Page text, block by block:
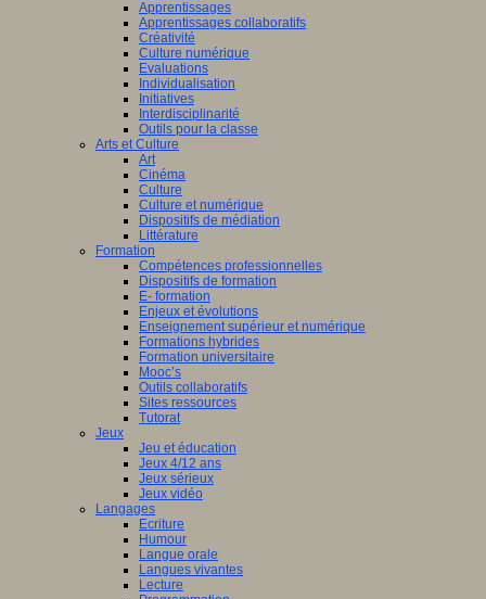
Apprentissages
Apprentissages collaboratifs
Créativité
Culture numérique
Evaluations
Individualisation
Initiatives
Interdisciplinarité
Outils pour la classe
Arts et Culture
Art
Cinéma
Culture
Culture et numérique
Dispositifs de médiation
Littérature
Formation
Compétences professionnelles
Dispositifs de formation
E- formation
Enjeux et évolutions
Enseignement supérieur et numérique
Formations hybrides
Formation universitaire
Mooc’s
Outils collaboratifs
Sites ressources
Tutorat
Jeux
Jeu et éducation
Jeux 4/12 ans
Jeux sérieux
Jeux vidéo
Langages
Ecriture
Humour
Langue orale
Langues vivantes
Lecture